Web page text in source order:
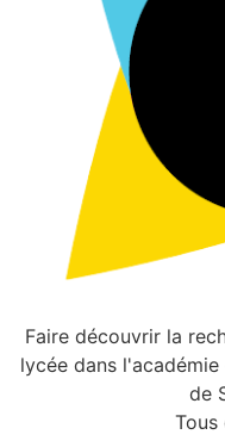
Faire découvrir la
lycée dans
de
Tous